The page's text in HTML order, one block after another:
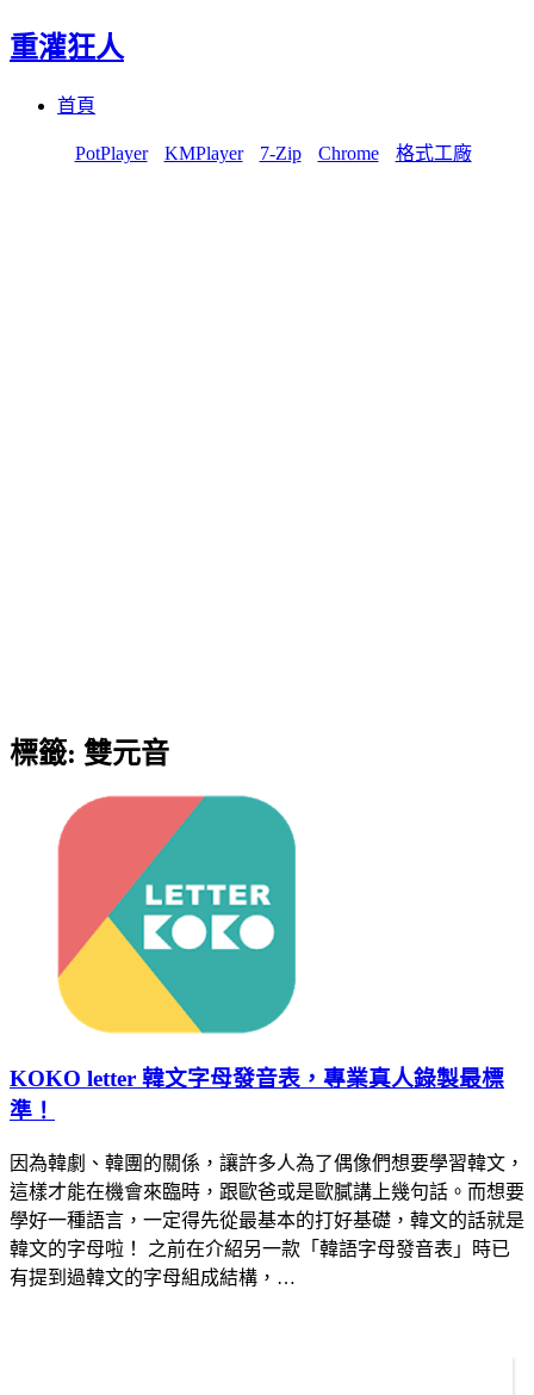
重灌狂人
首頁
PotPlayer KMPlayer 7-Zip Chrome 格式工廠
標籤: 雙元音
KOKO letter 韓文字母發音表，專業真人錄製最標
準！
因為韓劇、韓團的關係，讓許多人為了偶像們想要學習韓文，
這樣才能在機會來臨時，跟歐爸或是歐膩講上幾句話。而想要
學好一種語言，一定得先從最基本的打好基礎，韓文的話就是
韓文的字母啦！ 之前在介紹另一款「韓語字母發音表」時已
有提到過韓文的字母組成結構，…